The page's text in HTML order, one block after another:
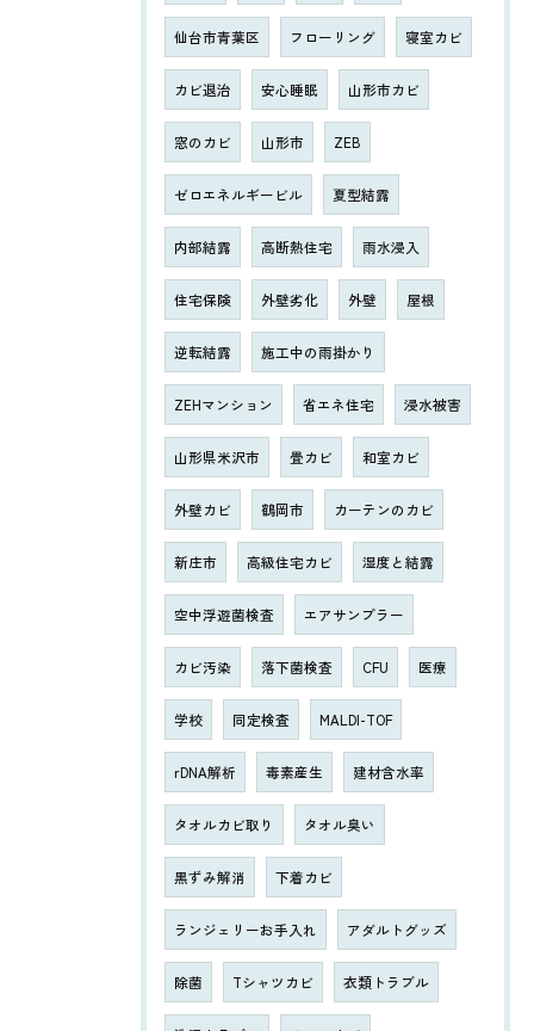
仙台市青葉区 フローリング 寝室カビ
カビ退治 安心睡眠 山形市カビ
窓のカビ 山形市 ZEB
ゼロエネルギービル 夏型結露
内部結露 高断熱住宅 雨水浸入
住宅保険 外壁劣化 外壁 屋根
逆転結露 施工中の雨掛かり
ZEHマンション 省エネ住宅 浸水被害
山形県米沢市 畳カビ 和室カビ
外壁カビ 鶴岡市 カーテンのカビ
新庄市 高級住宅カビ 湿度と結露
空中浮遊菌検査 エアサンプラー
カビ汚染 落下菌検査 CFU 医療
学校 同定検査 MALDI-TOF
rDNA解析 毒素産生 建材含水率
タオルカビ取り タオル臭い
黒ずみ解消 下着カビ
ランジェリーお手入れ アダルトグッズ
除菌 Tシャツカビ 衣類トラブル